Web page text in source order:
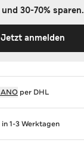
30-70% sparen.
Jetzt anmelden
per DHL
1-3 Werktagen